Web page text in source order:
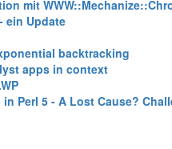
mit
ein Update‎
backtracking‎
apps in context‎
in Perl 5 - A Lost Cause?